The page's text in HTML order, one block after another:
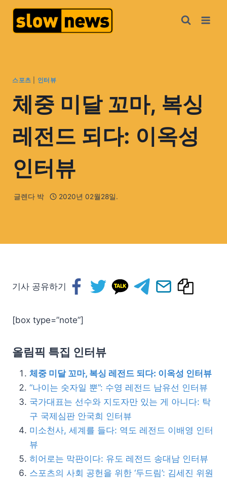
스포츠 인터뷰
체중 미달 꼬마, 복싱
레전드 되다: 이옥성
인터뷰
글렌다 박 2020년 02월28일.
기사 공유하기
[box type=”note”]
올림픽 특집 인터뷰
체중 미달 꼬마, 복싱 레전드 되다: 이옥성 인터뷰
“나이는 숫자일 뿐”: 수영 레전드 남유선 인터뷰
국가대표는 선수와 지도자만 있는 게 아니다: 탁
구 국제심판 안국희 인터뷰
미소천사, 세계를 들다: 역도 레전드 이배영 인터
뷰
히어로는 막판이다: 유도 레전드 송대남 인터뷰
스포츠의 사회 공헌을 위한 ‘두드림’: 김세진 위원